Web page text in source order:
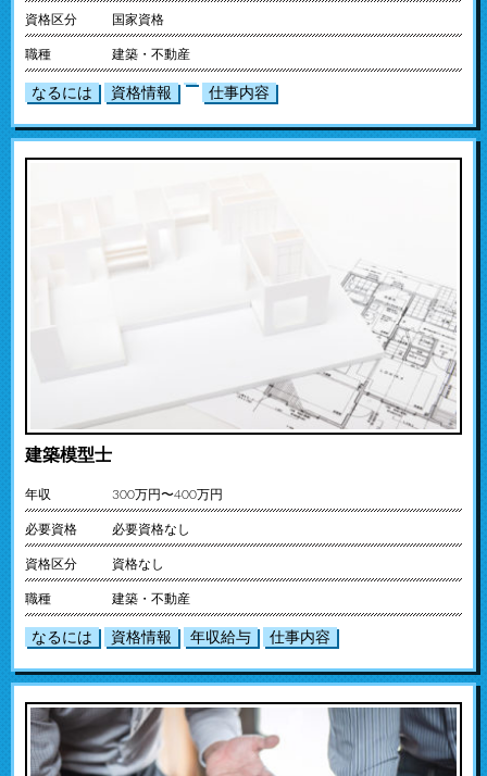
資格区分 国家資格
職種 建築・不動産
なるには 資格情報 仕事内容
建築模型士
年収 300万円〜400万円
必要資格 必要資格なし
資格区分 資格なし
職種 建築・不動産
なるには 資格情報 年収給与 仕事内容